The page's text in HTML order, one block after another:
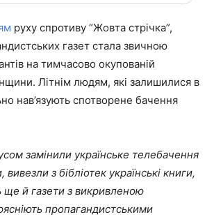
руху спротиву “Жовта стрічка”,
газет стала звичною
на тимчасово окупованій
Літнім людям, які залишилися в
нав’язують спотворене бачення
замінили українське телебачення
з бібліотек українські книги,
ще й газети з викривленою
пропагандистськими